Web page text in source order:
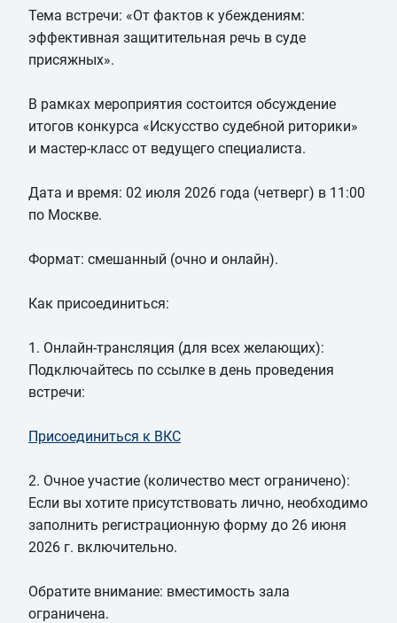
Тема встречи: «От фактов к убеждениям:
эффективная защитительная речь в суде
присяжных».
В рамках мероприятия состоится обсуждение
итогов конкурса «Искусство судебной риторики»
и мастер-класс от ведущего специалиста.
Дата и время: 02 июля 2026 года (четверг) в 11:00
по Москве.
Формат: смешанный (очно и онлайн).
Как присоединиться:
1. Онлайн-трансляция (для всех желающих):
Подключайтесь по ссылке в день проведения
встречи:
Присоединиться к ВКС
2. Очное участие (количество мест ограничено):
Если вы хотите присутствовать лично, необходимо
заполнить регистрационную форму до 26 июня
2026 г. включительно.
Обратите внимание: вместимость зала
ограничена.